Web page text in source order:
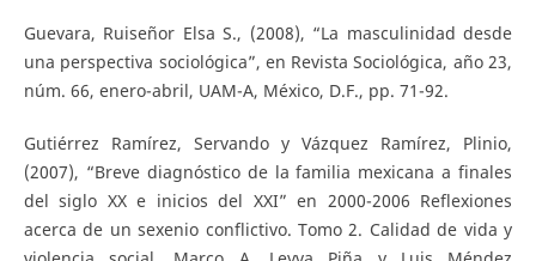
Guevara, Ruiseñor Elsa S., (2008), “La masculinidad desde
una perspectiva sociológica”, en Revista Sociológica, año 23,
núm. 66, enero-abril, UAM-A, México, D.F., pp. 71-92.
Gutiérrez Ramírez, Servando y Vázquez Ramírez, Plinio,
(2007), “Breve diagnóstico de la familia mexicana a finales
del siglo XX e inicios del XXI” en 2000-2006 Reflexiones
acerca de un sexenio conflictivo. Tomo 2. Calidad de vida y